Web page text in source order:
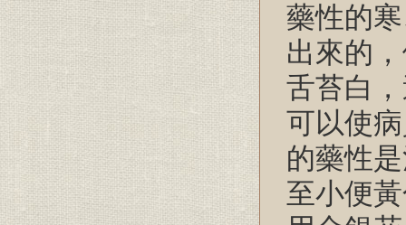
藥性的
出來的
舌苔白
可以使
的藥性
至小便